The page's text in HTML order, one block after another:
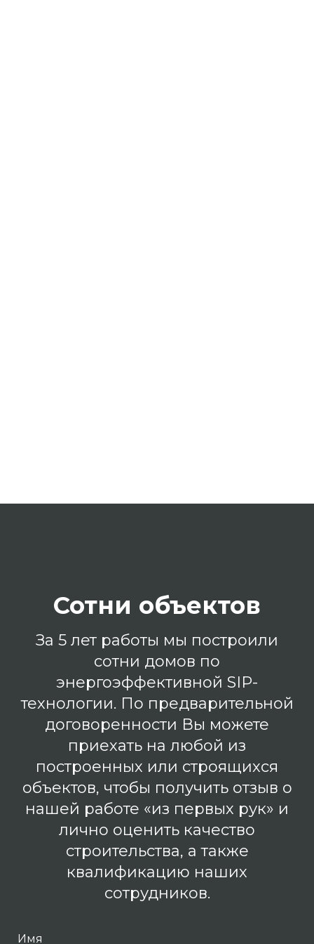
Сотни объектов
За 5 лет работы мы построили
сотни домов по
энергоэффективной SIP-
технологии. По предварительной
договоренности Вы можете
приехать на любой из
построенных или строящихся
объектов, чтобы получить отзыв о
нашей работе «из первых рук» и
лично оценить качество
строительства, а также
квалификацию наших
сотрудников.
Имя